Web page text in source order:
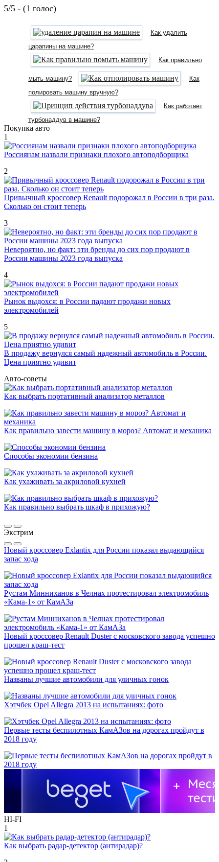
5/5 - (1 голос)
Как удалить
царапины на машине?
Как правильно
мыть машину?
Как
полировать машину вручную?
Как работает
турбонаддув в машине?
Покупка авто
1
Россиянам назвали признаки плохого автоподборщика
2
Привычный кроссовер Renault подорожал в России в три раза.
Сколько он стоит теперь
3
Невероятно, но факт: эти бренды до сих пор продают в
России машины 2023 года выпуска
4
Рынок выдохся: в России падают продажи новых
электромобилей
5
В продажу вернулся самый надежный автомобиль в России.
Цена приятно удивит
Авто-советы
Как выбрать портативный анализатор металлов
Как правильно завести машину в мороз? Автомат и механика
Способы экономии бензина
Как ухаживать за акриловой кухней
Как правильно выбрать шкаф в прихожую?
Экстрим
Новый кроссовер Exlantix для России показал выдающийся
запас хода
Рустам Минниханов в Челнах протестировал электромобиль
«Кама-1» от КамАЗа
Новый кроссовер Renault Duster с московского завода успешно
прошел краш-тест
Названы лучшие автомобили для уличных гонок
Хэтчбек Opel Allegra 2013 на испытаниях: фото
Первые тесты беспилотных КамАЗов на дорогах пройдут в
2018 году
HI-FI
1
Как выбрать радар-детектор (антирадар)?